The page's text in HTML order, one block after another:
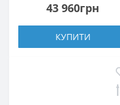
43 960грн
КУПИТИ